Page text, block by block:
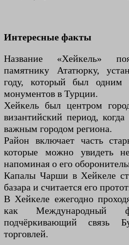
Интересные факты
Название «Хейкель»
памятнику Ататюрку,
году, который был одним
монументов в Турции.
Хейкель был центром
византийский период,
важным городом региона.
Район включает часть
которые можно увидеть
напоминая о его
Капалы Чарши в Хейкеле
базара и считается его
В Хейкеле ежегодно
как Международный
подчёркивающий связь
торговлей.